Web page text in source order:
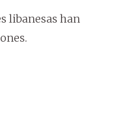
libanesas han